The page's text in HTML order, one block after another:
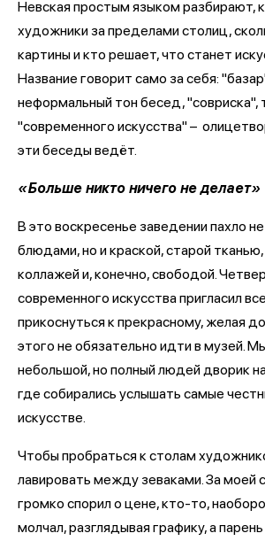
Невская простым языком разбирают,
художники за пределами столиц,
картины и кто решает, что станет
Название говорит само за себя:
неформальный тон бесед, "совриска",
"современного искусства" –
эти беседы ведёт.
«Больше никто ничего не делает»
В это воскресенье заведении пахло
блюдами, но и краской, старой
коллажей и, конечно, свободой.
современного искусства пригласил
прикоснуться к прекрасному, желая
этого не обязательно идти в музей.
небольшой, но полный людей дворик
где собирались услышать самые
искусстве.
Чтобы пробраться к столам
лавировать между зеваками. За моей
громко спорил о цене, кто-то,
молчал, разглядывая графику, а